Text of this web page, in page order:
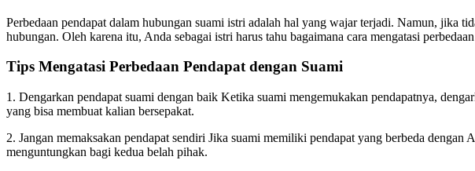
Perbedaan pendapat dalam hubungan suami istri adalah hal yang wajar terjadi. Namun, jika
hubungan. Oleh karena itu, Anda sebagai istri harus tahu bagaimana cara mengatasi
Tips Mengatasi Perbedaan Pendapat dengan Suami
1. Dengarkan pendapat suami dengan baik Ketika suami mengemukakan pendapatnya,
yang bisa membuat kalian bersepakat.
2. Jangan memaksakan pendapat sendiri Jika suami memiliki pendapat yang berbeda
menguntungkan bagi kedua belah pihak.